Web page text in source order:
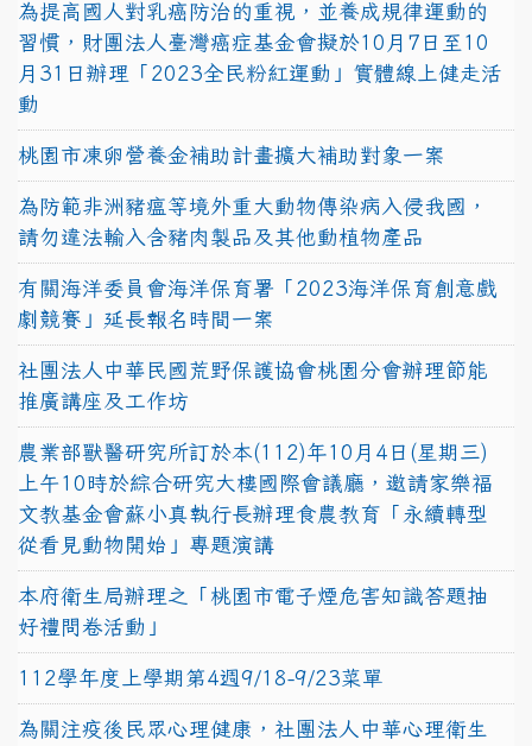
為提高國人對乳癌防治的重視，並養成規律運動的
習慣，財團法人臺灣癌症基金會擬於10月7日至10
月31日辦理「2023全民粉紅運動」實體線上健走活
動
桃園市凍卵營養金補助計畫擴大補助對象一案
為防範非洲豬瘟等境外重大動物傳染病入侵我國，
請勿違法輸入含豬肉製品及其他動植物產品
有關海洋委員會海洋保育署「2023海洋保育創意戲
劇競賽」延長報名時間一案
社團法人中華民國荒野保護協會桃園分會辦理節能
推廣講座及工作坊
農業部獸醫研究所訂於本(112)年10月4日(星期三)
上午10時於綜合研究大樓國際會議廳，邀請家樂福
文教基金會蘇小真執行長辦理食農教育「永續轉型
從看見動物開始」專題演講
本府衛生局辦理之「桃園市電子煙危害知識答題抽
好禮問卷活動」
112學年度上學期第4週9/18-9/23菜單
為關注疫後民眾心理健康，社團法人中華心理衛生